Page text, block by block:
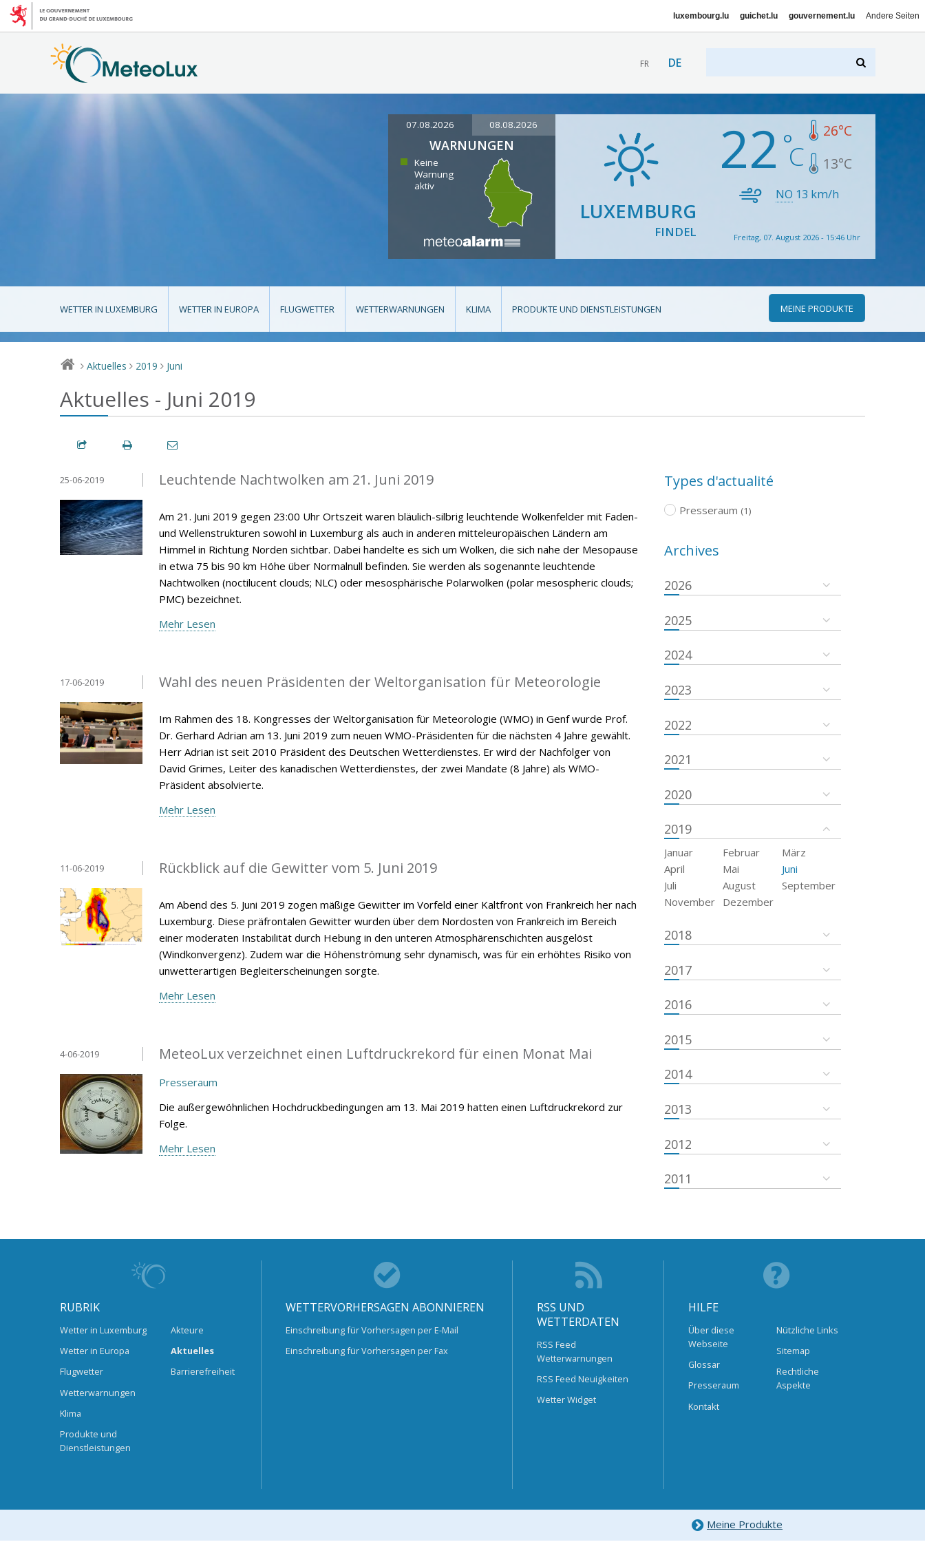
luxembourg.lu guichet.lu gouvernement.lu Andere Seiten
FR DE
07.08.2026 08.08.2026
WARNUNGEN
Keine
Warnung
aktiv
LUXEMBURG
FINDEL
22 26°C
13°C
NO 13 km/h
Freitag, 07. August 2026 - 15:46 Uhr
WETTER IN LUXEMBURG WETTER IN EUROPA FLUGWETTER WETTERWARNUNGEN KLIMA PRODUKTE UND DIENSTLEISTUNGEN MEINE PRODUKTE
> Aktuelles > 2019 > Juni
Aktuelles - Juni 2019
Leuchtende Nachtwolken am 21. Juni 2019
25-06-2019
Am 21. Juni 2019 gegen 23:00 Uhr Ortszeit waren bläulich-silbrig leuchtende Wolkenfelder mit Faden-
und Wellenstrukturen sowohl in Luxemburg als auch in anderen mitteleuropäischen Ländern am
Himmel in Richtung Norden sichtbar. Dabei handelte es sich um Wolken, die sich nahe der Mesopause
in etwa 75 bis 90 km Höhe über Normalnull befinden. Sie werden als sogenannte leuchtende
Nachtwolken (noctilucent clouds; NLC) oder mesosphärische Polarwolken (polar mesospheric clouds;
PMC) bezeichnet.
Mehr Lesen
Wahl des neuen Präsidenten der Weltorganisation für Meteorologie
17-06-2019
Im Rahmen des 18. Kongresses der Weltorganisation für Meteorologie (WMO) in Genf wurde Prof.
Dr. Gerhard Adrian am 13. Juni 2019 zum neuen WMO-Präsidenten für die nächsten 4 Jahre gewählt.
Herr Adrian ist seit 2010 Präsident des Deutschen Wetterdienstes. Er wird der Nachfolger von
David Grimes, Leiter des kanadischen Wetterdienstes, der zwei Mandate (8 Jahre) als WMO-
Präsident absolvierte.
Mehr Lesen
Rückblick auf die Gewitter vom 5. Juni 2019
11-06-2019
Am Abend des 5. Juni 2019 zogen mäßige Gewitter im Vorfeld einer Kaltfront von Frankreich her nach
Luxemburg. Diese präfrontalen Gewitter wurden über dem Nordosten von Frankreich im Bereich
einer moderaten Instabilität durch Hebung in den unteren Atmosphärenschichten ausgelöst
(Windkonvergenz). Zudem war die Höhenströmung sehr dynamisch, was für ein erhöhtes Risiko von
unwetterartigen Begleiterscheinungen sorgte.
Mehr Lesen
MeteoLux verzeichnet einen Luftdruckrekord für einen Monat Mai
4-06-2019
Presseraum
Die außergewöhnlichen Hochdruckbedingungen am 13. Mai 2019 hatten einen Luftdruckrekord zur
Folge.
Mehr Lesen
Types d'actualité
Presseraum (1)
Archives
2026
2025
2024
2023
2022
2021
2020
2019
Januar Februar
März
April
Mai
Juni
Juli
August
September
November
Dezember
2018
2017
2016
2015
2014
2013
2012
2011
RUBRIK
Wetter in Luxemburg
Wetter in Europa
Flugwetter
Wetterwarnungen
Klima
Produkte und
Dienstleistungen
Akteure
Aktuelles
Barrierefreiheit
WETTERVORHERSAGEN ABONNIEREN
Einschreibung für Vorhersagen per E-Mail
Einschreibung für Vorhersagen per Fax
RSS UND
WETTERDATEN
RSS Feed
Wetterwarnungen
RSS Feed Neuigkeiten
Wetter Widget
HILFE
Über diese
Webseite
Glossar
Presseraum
Kontakt
Nützliche Links
Sitemap
Rechtliche
Aspekte
Meine Produkte